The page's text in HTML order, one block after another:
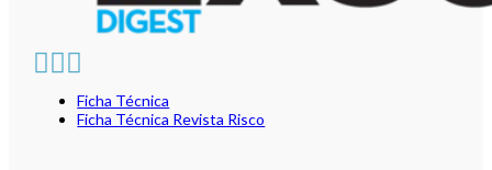
Ficha Técnica
Ficha Técnica Revista Risco